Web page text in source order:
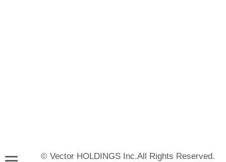
© Vector HOLDINGS Inc.All Rights Reserved.